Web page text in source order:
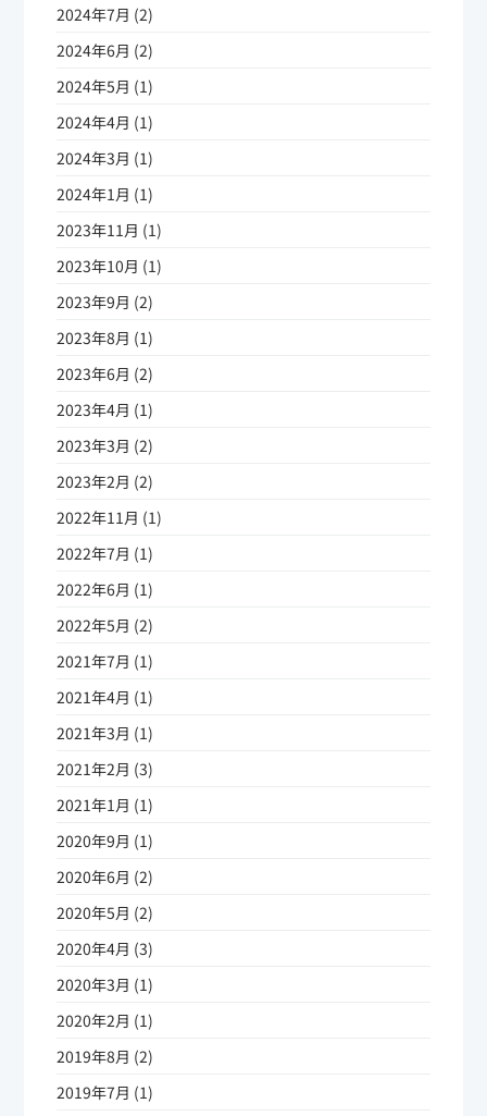
2024年7月 (2)
2024年6月 (2)
2024年5月 (1)
2024年4月 (1)
2024年3月 (1)
2024年1月 (1)
2023年11月 (1)
2023年10月 (1)
2023年9月 (2)
2023年8月 (1)
2023年6月 (2)
2023年4月 (1)
2023年3月 (2)
2023年2月 (2)
2022年11月 (1)
2022年7月 (1)
2022年6月 (1)
2022年5月 (2)
2021年7月 (1)
2021年4月 (1)
2021年3月 (1)
2021年2月 (3)
2021年1月 (1)
2020年9月 (1)
2020年6月 (2)
2020年5月 (2)
2020年4月 (3)
2020年3月 (1)
2020年2月 (1)
2019年8月 (2)
2019年7月 (1)